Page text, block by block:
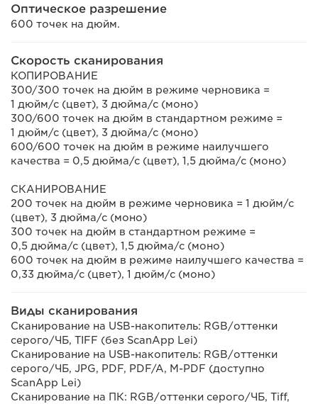
Оптическое разрешение
600 точек на дюйм.
Скорость сканирования
КОПИРОВАНИЕ
300/300 точек на дюйм в режиме черновика =
1 дюйм/с (цвет), 3 дюйма/с (моно)
300/600 точек на дюйм в стандартном режиме =
1 дюйм/с (цвет), 3 дюйма/с (моно)
600/600 точек на дюйм в режиме наилучшего
качества = 0,5 дюйма/с (цвет), 1,5 дюйма/с (моно)
СКАНИРОВАНИЕ
200 точек на дюйм в режиме черновика = 1 дюйм/с
(цвет), 3 дюйма/с (моно)
300 точек на дюйм в стандартном режиме =
0,5 дюйма/с (цвет), 1,5 дюйма/с (моно)
600 точек на дюйм в режиме наилучшего качества =
0,33 дюйма/с (цвет), 1 дюйм/с (моно)
Виды сканирования
Сканирование на USB-накопитель: RGB/оттенки
серого/ЧБ, TIFF (без ScanApp Lei)
Сканирование на USB-накопитель: RGB/оттенки
серого/ЧБ, JPG, PDF, PDF/A, M-PDF (доступно
ScanApp Lei)
Сканирование на ПК: RGB/оттенки серого/ЧБ, Tiff,